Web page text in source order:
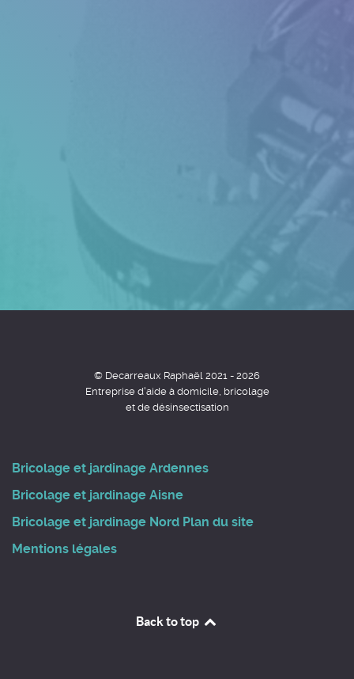
© Decarreaux Raphaël 2021 - 2026
Entreprise d'aide à domicile, bricolage
et de désinsectisation
Bricolage et jardinage Ardennes
Bricolage et jardinage Aisne
Bricolage et jardinage Nord Plan du site
Mentions légales
Back to top